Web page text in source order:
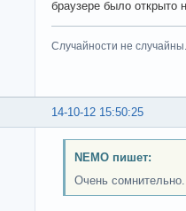
браузере было открыто
Случайности не случайны.
14-10-12 15:50:25
NEMO пишет:
Очень сомнительно.